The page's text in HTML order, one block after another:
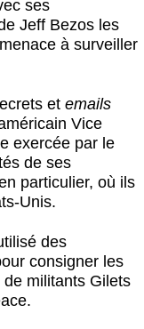
ses
Jeff Bezos les
à surveiller
et emails
Vice
exercée par le
de ses
particulier, où ils
Unis.
des
consigner les
militants Gilets
.